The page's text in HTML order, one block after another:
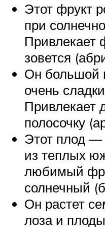
Этот фрукт
при
Привлекает
зовется
Он большой
очень
Привлекает
полосочку
Этот плод —
из теплых
любимый
солнечный
Он растет
лоза и